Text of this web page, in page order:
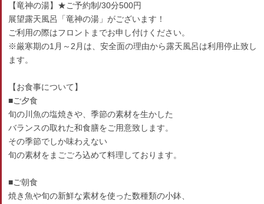
【竜神の湯】★ご予約制/30分500円
展望露天風呂「竜神の湯」がございます！
ご利用の際はフロントまでお申し付けください。
※厳寒期の1月～2月は、安全面の理由から露天風呂は利用停止致し
ます。
【お食事について】
■ご夕食
旬の川魚の塩焼きや、季節の素材を生かした
バランスの取れた和食膳をご用意致します。
その季節でしか味わえない
旬の素材をまごごろ込めて料理しております。
■ご朝食
焼き魚や旬の新鮮な素材を使った数種類の小鉢、